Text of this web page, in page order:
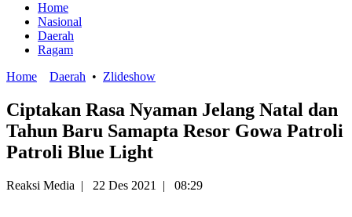
Home
Nasional
Daerah
Ragam
Home
Daerah • Zlideshow
Ciptakan Rasa Nyaman Jelang Natal dan
Tahun Baru Samapta Resor Gowa Patroli
Patroli Blue Light
Reaksi Media | 22 Des 2021 | 08:29